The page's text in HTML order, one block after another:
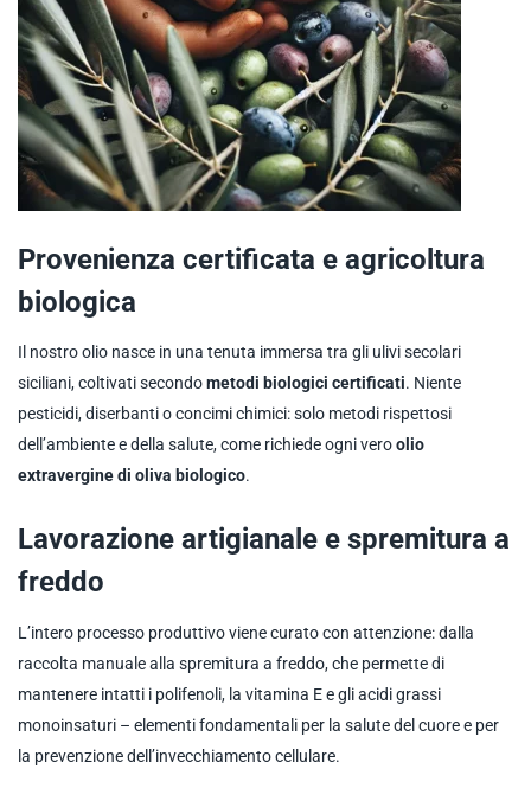
Provenienza certificata e agricoltura
biologica
Il nostro olio nasce in una tenuta immersa tra gli ulivi secolari
siciliani, coltivati secondometodi biologici certificati. Niente
pesticidi, diserbanti o concimi chimici: solo metodi rispettosi
dell’ambiente e della salute, come richiede ogni veroolio
extravergine di oliva biologico.
Lavorazione artigianale e spremitura a
freddo
L’intero processo produttivo viene curato con attenzione: dalla
raccolta manuale alla spremitura a freddo, che permette di
mantenere intatti i polifenoli, la vitamina E e gli acidi grassi
monoinsaturi – elementi fondamentali per la salute del cuore e per
la prevenzione dell’invecchiamento cellulare.